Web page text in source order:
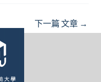
下一篇 文章 →